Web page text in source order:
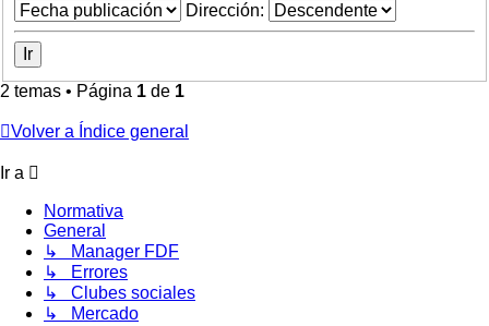
Dirección:
2 temas • Página 1 de 1
Volver a Índice general
Ir a
Normativa
General
↳ Manager FDF
↳ Errores
↳ Clubes sociales
↳ Mercado